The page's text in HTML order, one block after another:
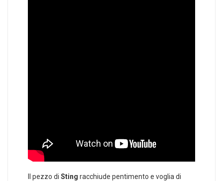
Il pezzo di Sting racchiude pentimento e voglia di